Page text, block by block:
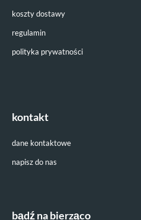
koszty dostawy
regulamin
polityka prywatności
kontakt
dane kontaktowe
napisz do nas
bądź na bierząco